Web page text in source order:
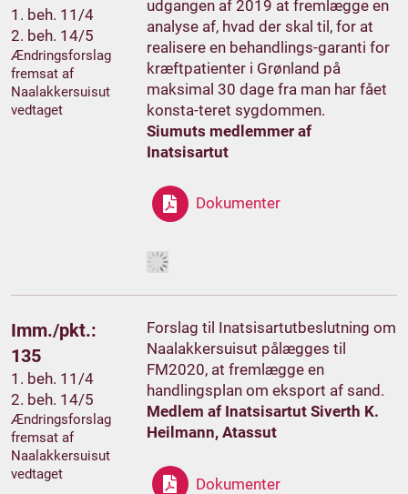
1. beh. 11/4
2. beh. 14/5
Ændringsforslag
fremsat af
Naalakkersuisut
vedtaget
udgangen af 2019 at fremlægge en
analyse af, hvad der skal til, for at
realisere en behandlings-garanti for
kræftpatienter i Grønland på
maksimal 30 dage fra man har fået
konsta-teret sygdommen.
Siumuts medlemmer af
Inatsisartut
Dokumenter
Imm./pkt.:
135
1. beh. 11/4
2. beh. 14/5
Ændringsforslag
fremsat af
Naalakkersuisut
vedtaget
Forslag til Inatsisartutbeslutning om
Naalakkersuisut pålægges til
FM2020, at fremlægge en
handlingsplan om eksport af sand.
Medlem af Inatsisartut Siverth K.
Heilmann, Atassut
Dokumenter